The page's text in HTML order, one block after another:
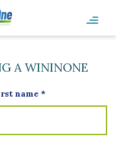
A WININONE
name *